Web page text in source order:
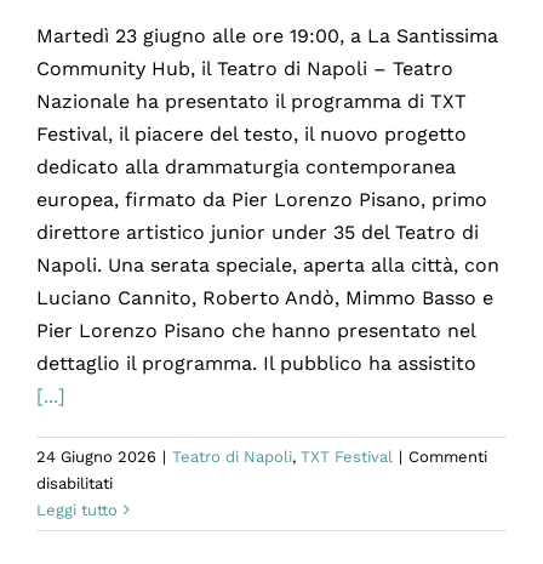
Martedì 23 giugno alle ore 19:00, a La Santissima
Community Hub, il Teatro di Napoli – Teatro
Nazionale ha presentato il programma di TXT
Festival, il piacere del testo, il nuovo progetto
dedicato alla drammaturgia contemporanea
europea, firmato da Pier Lorenzo Pisano, primo
direttore artistico junior under 35 del Teatro di
Napoli. Una serata speciale, aperta alla città, con
Luciano Cannito, Roberto Andò, Mimmo Basso e
Pier Lorenzo Pisano che hanno presentato nel
dettaglio il programma. Il pubblico ha assistito
[...]
24 Giugno 2026 | Teatro di Napoli, TXT Festival | Commenti
disabilitatisu
Presentato
il
Leggi tutto